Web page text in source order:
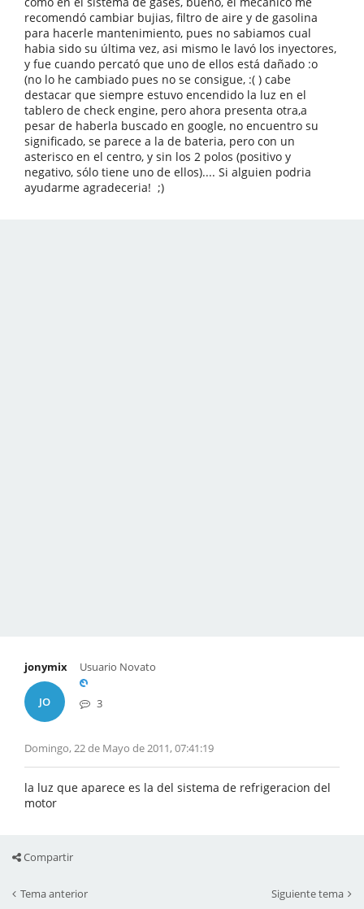
recomendó cambiar bujias, filtro de aire y de gasolina
para hacerle mantenimiento, pues no sabiamos cual
habia sido su última vez, asi mismo le lavó los inyectores,
y fue cuando percató que uno de ellos está dañado :o
(no lo he cambiado pues no se consigue, :( ) cabe
destacar que siempre estuvo encendido la luz en el
tablero de check engine, pero ahora presenta otra,a
pesar de haberla buscado en google, no encuentro su
significado, se parece a la de bateria, pero con un
asterisco en el centro, y sin los 2 polos (positivo y
negativo, sólo tiene uno de ellos).... Si alguien podria
ayudarme agradeceria! ;)
jonymix
JO
Usuario Novato
3
Domingo, 22 de Mayo de 2011, 07:41:19
la luz que aparece es la del sistema de refrigeracion del
motor
Compartir
Tema anterior Siguiente tema